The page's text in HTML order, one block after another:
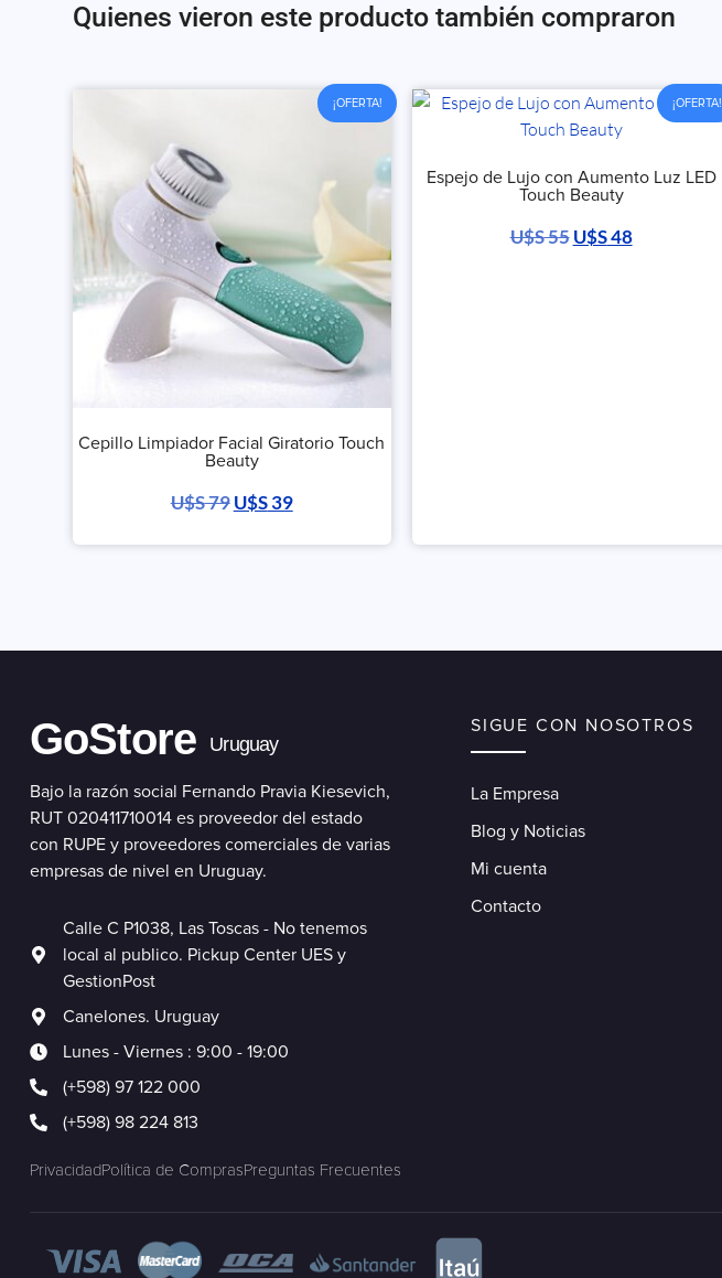
Quienes vieron este producto también compraron
¡OFERTA!
Cepillo Limpiador Facial Giratorio Touch
Beauty
U$S79 U$S39
¡OFERTA!
Espejo de Lujo con Aumento Luz LED
Touch Beauty
U$S55 U$S48
GoStore Uruguay
Bajo la razón social Fernando Pravia Kiesevich,
RUT 020411710014 es proveedor del estado
con RUPE y proveedores comerciales de varias
empresas de nivel en Uruguay.
Calle C P1038, Las Toscas - No tenemos
local al publico. Pickup Center UES y
GestionPost
Canelones. Uruguay
Lunes - Viernes : 9:00 - 19:00
(+598) 97 122 000
(+598) 98 224 813
SIGUE CON NOSOTROS
La Empresa
Blog y Noticias
Mi cuenta
Contacto
PrivacidadPolítica de ComprasPreguntas Frecuentes